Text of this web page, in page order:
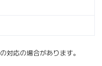
対応の場合があります。